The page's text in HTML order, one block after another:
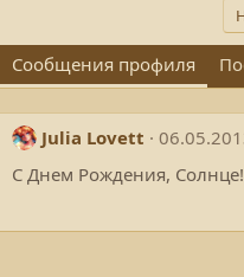
Сообщения профиля
Julia Lovett
С Днем Рождения, Солнце!